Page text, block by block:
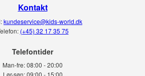
Kontakt
kundeservice@kids-world.dk
(+45) 32 17 35 75
Telefontider
Man-fre:08:00 - 20:00
Lør-søn: 09:00 - 15:00